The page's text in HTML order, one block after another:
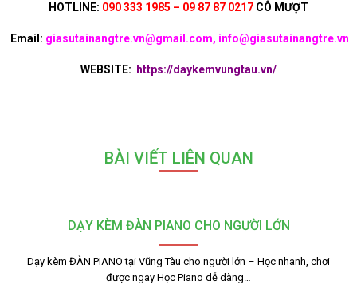
HOTLINE: 090 333 1985 – 09 87 87 0217 CÔ MƯỢT
Email: giasutainangtre.vn@gmail.com, info@giasutainangtre.vn
WEBSITE: https://daykemvungtau.vn/
BÀI VIẾT LIÊN QUAN
DẠY KÈM ĐÀN PIANO CHO NGƯỜI LỚN
Dạy kèm ĐÀN PIANO tại Vũng Tàu cho người lớn – Học nhanh, chơi
được ngay Học Piano dễ dàng…